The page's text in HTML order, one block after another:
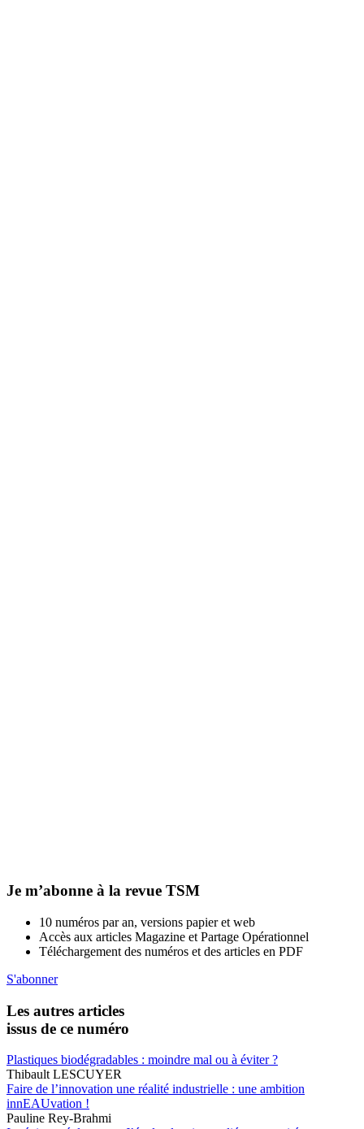
Je m’abonne à la revue TSM
10 numéros par an, versions papier et web
Accès aux articles Magazine et Partage Opérationnel
Téléchargement des numéros et des articles en PDF
S'abonner
Les autres articles
issus de ce numéro
Plastiques biodégradables : moindre mal ou à éviter ?
Thibault LESCUYER
Faire de l’innovation une réalité industrielle : une ambition
innEAUvation !
Pauline Rey-Brahmi